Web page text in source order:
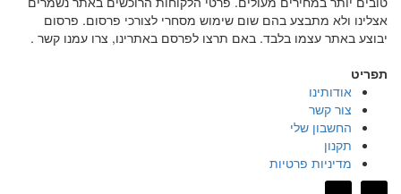
אצלינו ולא מתבצע בהם שום שימוש מסחרי לצורכי פרסום. פרסום
יבוצע באתר עצמו בלבד. באם תרצו לפרסם באתרינו, צרו עמנו קשר.
תפריט
אודותינו
צור קשר
החשבון שלי
תקנון
מדיניות פרטיות